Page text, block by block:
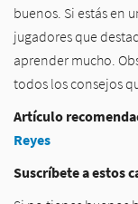
buenos. Si estás en
jugadores que
aprender mucho.
todos los consejos
Artículo
Reyes
Suscríbete a estos